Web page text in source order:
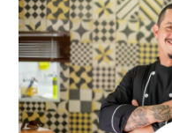
ARMAZÉM
DAS
OFICINAS
TRAZEM
RECEITAS
PARA
AQUECER